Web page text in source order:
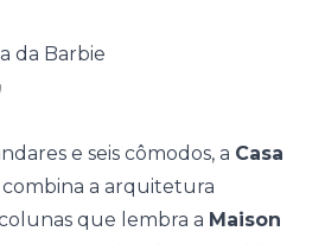
e seis cômodos, a Casa
combina a arquitetura
que lembra a Maison